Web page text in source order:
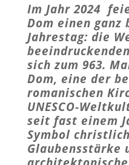
Im Jahr 2024
Dom einen ganz
Jahrestag: die
sich zum 963.
Dom, eine der
romanischen
UNESCO-
seit fast einem
Symbol
Glaubensstärke